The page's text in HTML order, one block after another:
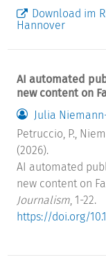
Download im
Hannover
AI automated
new content on
Julia
Petruccio, P.,
(2026).
AI automated
new content on
Journalism , 1-22.
https://doi.org/